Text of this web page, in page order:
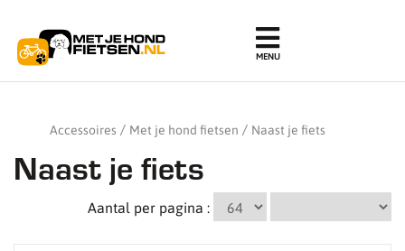
Accessoires Met je hond fietsen Naast je fiets
Naast je fiets
Aantal per pagina :